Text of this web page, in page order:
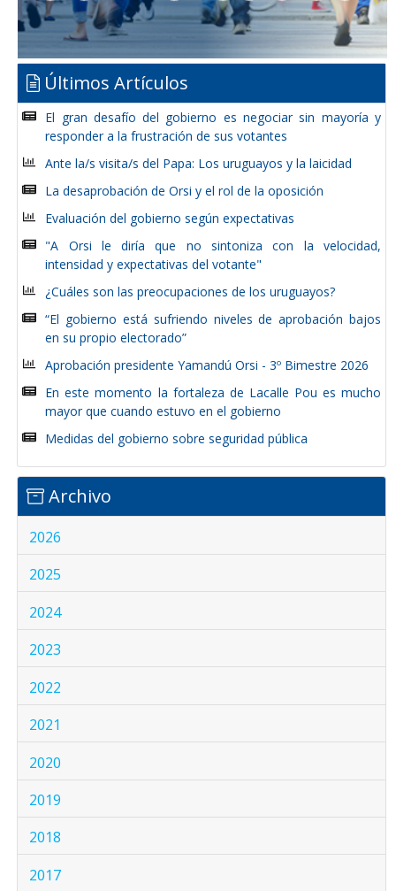
Últimos Artículos
El gran desafío del gobierno es negociar sin mayoría y
responder a la frustración de sus votantes
Ante la/s visita/s del Papa: Los uruguayos y la laicidad
La desaprobación de Orsi y el rol de la oposición
Evaluación del gobierno según expectativas
"A Orsi le diría que no sintoniza con la velocidad,
intensidad y expectativas del votante"
¿Cuáles son las preocupaciones de los uruguayos?
“El gobierno está sufriendo niveles de aprobación bajos
en su propio electorado”
Aprobación presidente Yamandú Orsi - 3º Bimestre 2026
En este momento la fortaleza de Lacalle Pou es mucho
mayor que cuando estuvo en el gobierno
Medidas del gobierno sobre seguridad pública
Archivo
2026
2025
2024
2023
2022
2021
2020
2019
2018
2017